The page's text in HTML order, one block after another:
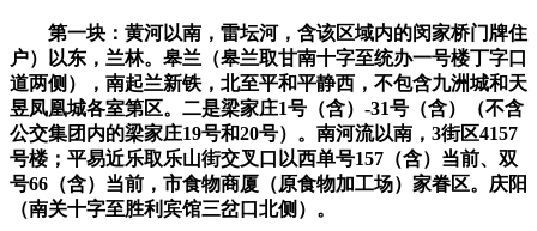
第一块：黄河以南，雷坛河，含该区域内的闵家桥门牌住
户）以东，兰林。皋兰（皋兰取甘南十字至统办一号楼丁字口
道两侧），南起兰新铁，北至平和平静西，不包含九洲城和天
昱凤凰城各室第区。二是梁家庄1号（含）-31号（含）（不含
公交集团内的梁家庄19号和20号）。南河流以南，3街区4157
号楼；平易近乐取乐山街交叉口以西单号157（含）当前、双
号66（含）当前，市食物商厦（原食物加工场）家眷区。庆阳
（南关十字至胜利宾馆三岔口北侧）。